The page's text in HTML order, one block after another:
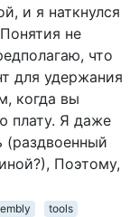
и я наткнулся
не
что
для удержания
когда вы
плату. Я даже
(раздвоенный
Поэтому,
tools